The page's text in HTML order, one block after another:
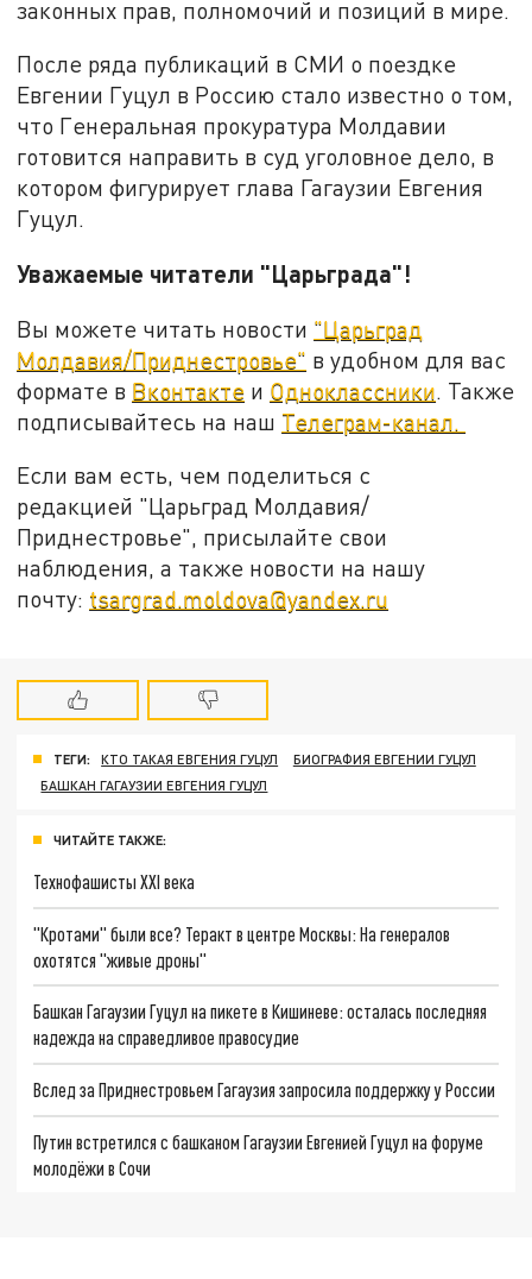
законных прав, полномочий и позиций в мире.
После ряда публикаций в СМИ о поездке
Евгении Гуцул в Россию стало известно о том,
что Генеральная прокуратура Молдавии
готовится направить в суд уголовное дело, в
котором фигурирует глава Гагаузии Евгения
Гуцул.
Уважаемые читатели "Царьграда"!
Вы можете читать новости "Царьград
Молдавия/Приднестровье" в удобном для вас
формате в Вконтакте и Одноклассники. Также
подписывайтесь на наш Телеграм-канал.
Если вам есть, чем поделиться с
редакцией "Царьград Молдавия/
Приднестровье", присылайте свои
наблюдения, а также новости на нашу
почту: tsargrad.moldova@yandex.ru
ТЕГИ: КТО ТАКАЯ ЕВГЕНИЯ ГУЦУЛ
БИОГРАФИЯ ЕВГЕНИИ ГУЦУЛ
БАШКАН ГАГАУЗИИ ЕВГЕНИЯ ГУЦУЛ
ЧИТАЙТЕ ТАКЖЕ:
Технофашисты XXI века
"Кротами" были все? Теракт в центре Москвы: На генералов
охотятся "живые дроны"
Башкан Гагаузии Гуцул на пикете в Кишиневе: осталась последняя
надежда на справедливое правосудие
Вслед за Приднестровьем Гагаузия запросила поддержку у России
Путин встретился с башканом Гагаузии Евгенией Гуцул на форуме
молодёжи в Сочи